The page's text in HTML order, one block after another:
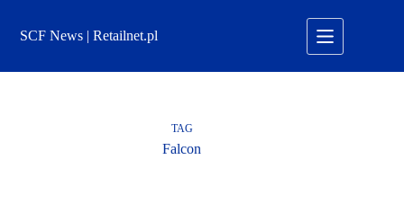
treściSCF News | Retailnet.pl
TAG
Falcon